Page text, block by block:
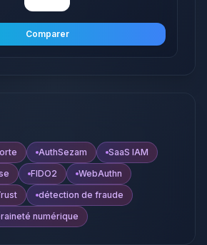
Comparer
AuthSezam
SaaS IAM
FIDO2
WebAuthn
détection de fraude
numérique